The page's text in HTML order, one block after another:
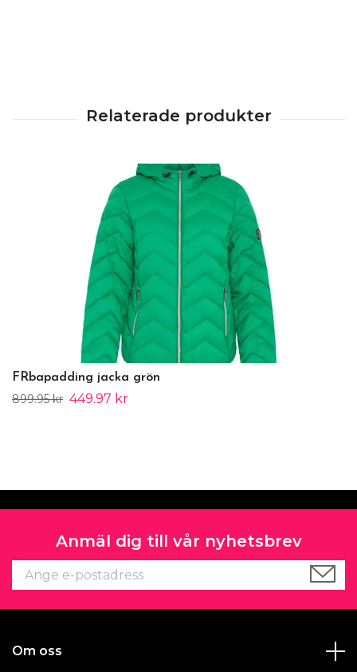
FRbapadding jacka grön
899.95 kr 449.97 kr
Anmäl dig till vår nyhetsbrev
Om oss